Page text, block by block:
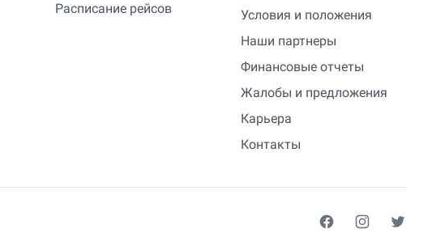
Расписание рейсов
Условия и положения
Наши партнеры
Финансовые отчеты
Жалобы и предложения
Карьера
Контакты